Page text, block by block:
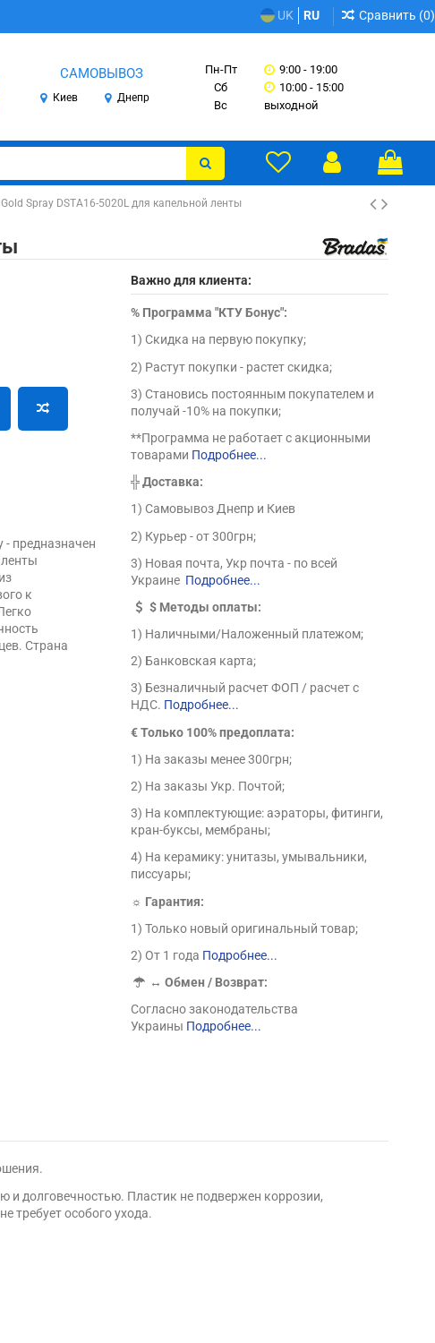
UK RU Сравнить (0)
САМОВЫВОЗ
Киев Днепр
Пн-Пт
Сб
Вс
9:00 - 19:00
10:00 - 15:00
выходной
Spray DSTA16-5020L для капельной ленты
- предназначен
к
Страна
Важно для клиента:
% Программа "КТУ Бонус":
1) Скидка на первую покупку;
2) Растут покупки - растет скидка;
3) Становись постоянным покупателем и
получай -10% на покупки;
**Программа не работает с акционными
товарами Подробнее...
╬Доставка:
1) Самовывоз Днепр и Киев
2) Курьер - от 300грн;
3) Новая почта, Укр почта - по всей
Украине Подробнее...
$ Методы оплаты:
1) Наличными/Наложенный платежом;
2) Банковская карта;
3) Безналичный расчет ФОП / расчет с
НДС. Подробнее...
€ Только 100% предоплата:
1) На заказы менее 300грн;
2) На заказы Укр. Почтой;
3) На комплектующие: аэраторы, фитинги,
кран-буксы, мембраны;
4) На керамику: унитазы, умывальники,
писсуары;
☼ Гарантия:
1) Только новый оригинальный товар;
2) От 1 года Подробнее...
↔Обмен / Возврат:
Согласно законодательства
Украины Подробнее...
и долговечностью. Пластик не подвержен коррозии,
требует особого ухода.